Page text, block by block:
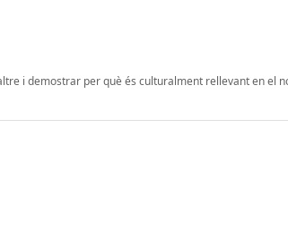
i demostrar per què és culturalment rellevant en el